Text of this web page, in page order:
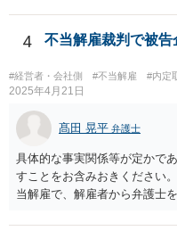
4 不当解雇裁判で被告
#経営者・会社側 #不当解雇 #内定
2025年4月21日
髙田 晃平 弁護士
具体的な事実関係等が定かで
すことをお含みおきください
当解雇で、解雇者から弁護士
ついて専門的な知識、経験を